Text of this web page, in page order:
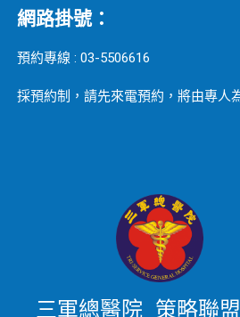
網路掛號：
預約專線 : 03-5506616
採預約制，請先來電預約，將由專人
三軍總醫院 策略聯